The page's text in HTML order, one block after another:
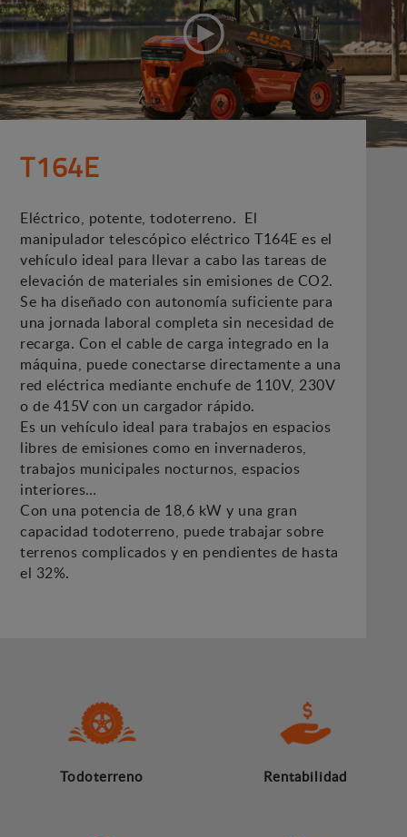
T164E
Eléctrico, potente, todoterreno. El
manipulador telescópico eléctrico T164E es el
vehículo ideal para llevar a cabo las tareas de
elevación de materiales sin emisiones de CO2.
Se ha diseñado con autonomía suficiente para
una jornada laboral completa sin necesidad de
recarga. Con el cable de carga integrado en la
máquina, puede conectarse directamente a una
red eléctrica mediante enchufe de 110V, 230V
o de 415V con un cargador rápido.
Es un vehículo ideal para trabajos en espacios
libres de emisiones como en invernaderos,
trabajos municipales nocturnos, espacios
interiores…
Con una potencia de 18,6 kW y una gran
capacidad todoterreno, puede trabajar sobre
terrenos complicados y en pendientes de hasta
el 32%.
Todoterreno Rentabilidad